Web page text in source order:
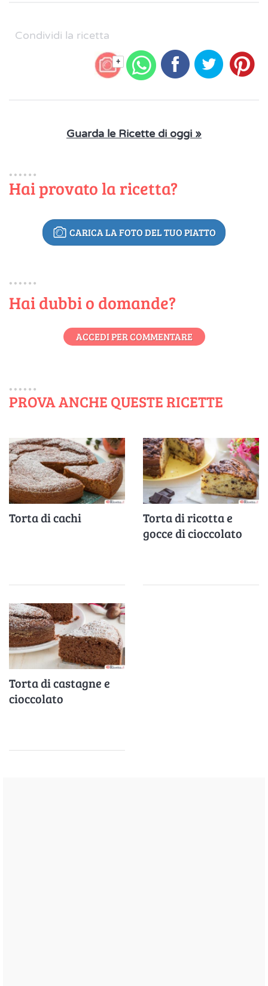
Condividi la ricetta
+
Guarda le Ricette di oggi »
Hai provato la ricetta?
CARICA LA FOTO DEL TUO PIATTO
Hai dubbi o domande?
ACCEDI PER COMMENTARE
PROVA ANCHE QUESTE RICETTE
Torta di cachi
Torta di ricotta e
gocce di cioccolato
Torta di castagne e
cioccolato